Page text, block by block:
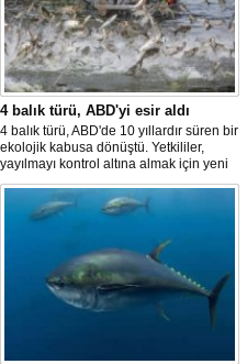
4 balık türü, ABD'yi esir aldı
4 balık türü, ABD'de 10 yıllardır süren bir
ekolojik kabusa dönüştü. Yetkililer,
yayılmayı kontrol altına almak için yeni
projeler geliştirirken, uzmanlar
tamamen yok edilmenin imkansız
olduğunu belirtiyor.